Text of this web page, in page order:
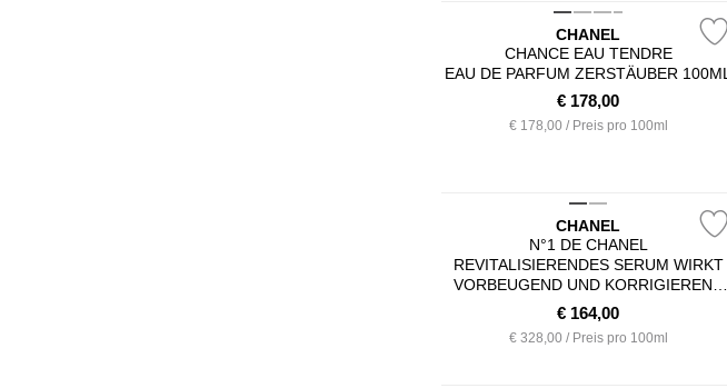
CHANEL
CHANCE EAU TENDRE
EAU DE PARFUM ZERSTÄUBER 100ML
€ 178,00
€ 178,00 / Preis pro 100ml
CHANEL
N°1 DE CHANEL
REVITALISIERENDES SERUM WIRKT
VORBEUGEND UND KORRIGIEREND
AUF DIE 5 SICHTBAREN ZEICHEN DER
HAUTALTERUNG FLAKON 50ML
€ 164,00
€ 328,00 / Preis pro 100ml